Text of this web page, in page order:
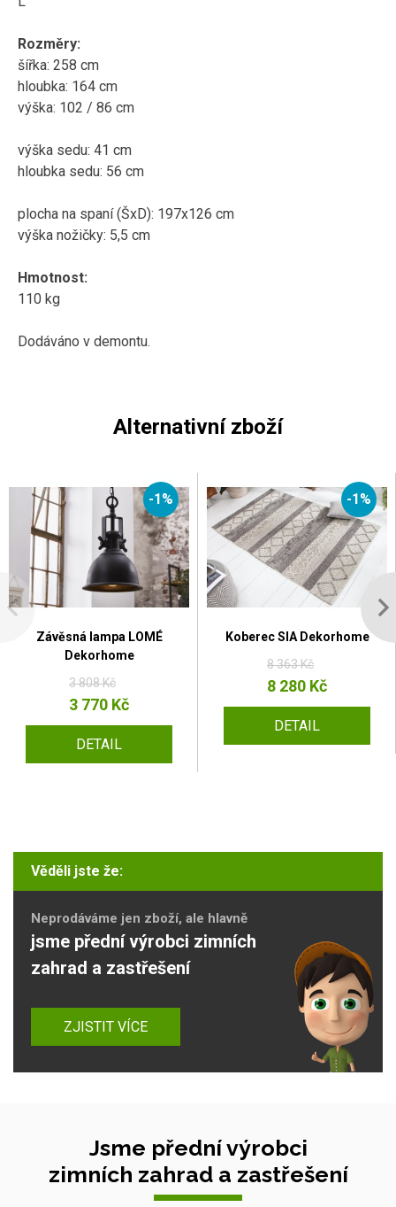
Rozměry:
šířka: 258 cm
hloubka: 164 cm
výška: 102 / 86 cm
výška sedu: 41 cm
hloubka sedu: 56 cm
plocha na spaní (ŠxD): 197x126 cm
výška nožičky: 5,5 cm
Hmotnost:
110 kg
Dodáváno v demontu.
Alternativní zboží
-1%
Závěsná lampa LOMÉ
Dekorhome
3 808 Kč
3 770 Kč
DETAIL
-1%
Koberec SIA Dekorhome
8 363 Kč
8 280 Kč
DETAIL
Věděli jste že:
Neprodáváme jen zboží, ale hlavně
jsme přední výrobci zimních
zahrad a zastřešení
ZJISTIT VÍCE
Jsme přední výrobci
zimních zahrad a zastřešení